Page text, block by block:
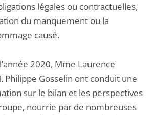
légales ou contractuelles,
du manquement ou la
causé.
2020, Mme Laurence
Philippe Gosselin ont conduit une
sur le bilan et les perspectives
nourrie par de nombreuses